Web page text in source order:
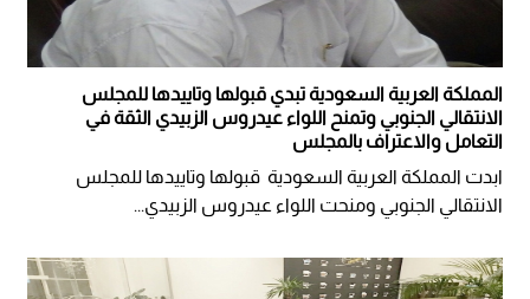
المملكة العربية السعودية تبدي قبولها وتاييدها للمجلس
الانتقالي الجنوبي وتمنح اللواء عيدروس الزبيدي الثقة في
التعامل والاعتراف بالمجلس
ابدت المملكة العربية السعودية قبولها وتاييدها للمجلس
الانتقالي الجنوبي ومنحت اللواء عيدروس الزبيدي...